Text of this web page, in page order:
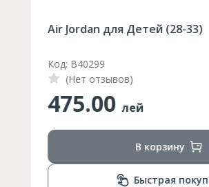
Air Jordan для Детей (28-33)
Код: B40299
(Нет отзывов)
475.00лей
В корзину
Быстрая покупка!